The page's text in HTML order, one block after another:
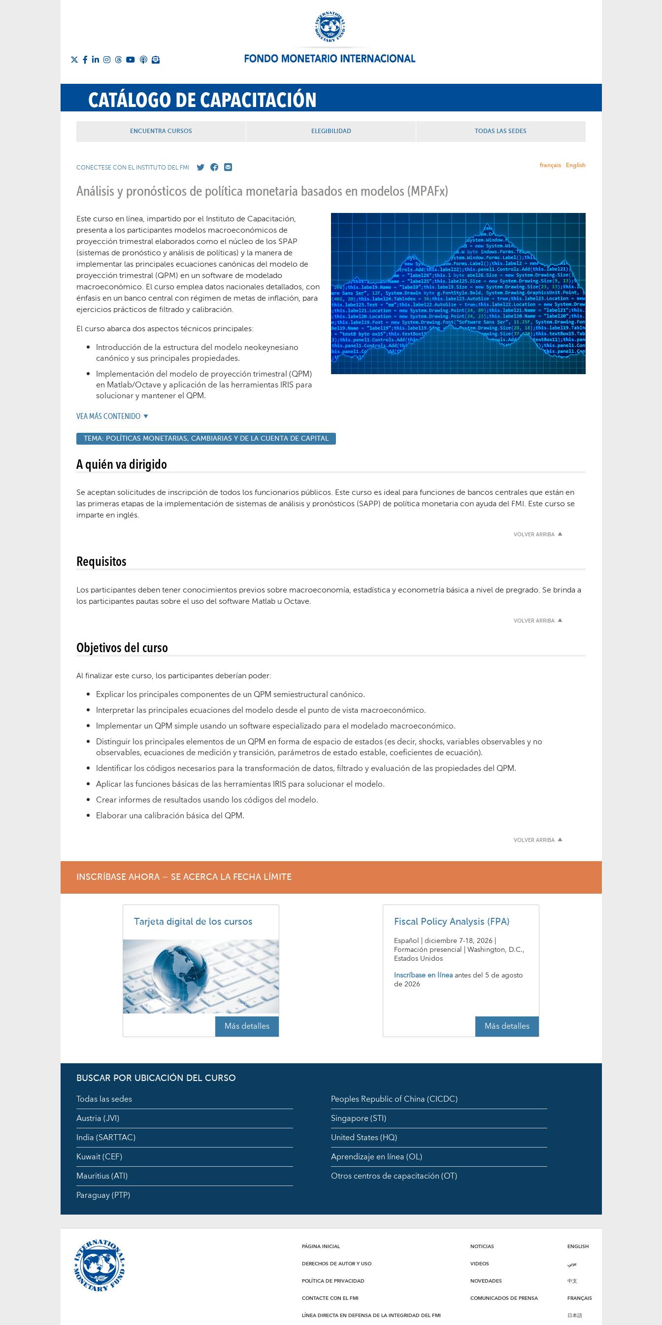
CATÁLOGO DE CAPACITACIÓN
ENCUENTRA CURSOS ELEGIBILIDAD TODAS LAS SEDES
CONÉCTESE CON EL INSTITUTO DEL FMI français English
Análisis y pronósticos de política monetaria basados en modelos (MPAFx)
Este curso en línea, impartido por el Instituto de Capacitación,
presenta a los participantes modelos macroeconómicos de
proyección trimestral elaborados como el núcleo de los SPAP
(sistemas de pronóstico y análisis de políticas) y la manera de
implementar las principales ecuaciones canónicas del modelo de
proyección trimestral (QPM) en un software de modelado
macroeconómico. El curso emplea datos nacionales detallados, con
énfasis en un banco central con régimen de metas de inflación, para
ejercicios prácticos de filtrado y calibración.
El curso abarca dos aspectos técnicos principales:
Introducción de la estructura del modelo neokeynesiano
canónico y sus principales propiedades.
Implementación del modelo de proyección trimestral (QPM)
en Matlab/Octave y aplicación de las herramientas IRIS para
solucionar y mantener el QPM.
VEA MÁS CONTENIDO
TEMA: POLÍTICAS MONETARIAS, CAMBIARIAS Y DE LA CUENTA DE CAPITAL
A quién va dirigido
Se aceptan solicitudes de inscripción de todos los funcionarios públicos. Este curso es ideal para funciones de bancos centrales que están en
las primeras etapas de la implementación de sistemas de análisis y pronósticos (SAPP) de política monetaria con ayuda del FMI. Este curso se
imparte en inglés.
VOLVER ARRIBA
Requisitos
Los participantes deben tener conocimientos previos sobre macroeconomía, estadística y econometría básica a nivel de pregrado. Se brinda a
los participantes pautas sobre el uso del software Matlab u Octave.
VOLVER ARRIBA
Objetivos del curso
Al finalizar este curso, los participantes deberían poder:
Explicar los principales componentes de un QPM semiestructural canónico.
Interpretar las principales ecuaciones del modelo desde el punto de vista macroeconómico.
Implementar un QPM simple usando un software especializado para el modelado macroeconómico.
Distinguir los principales elementos de un QPM en forma de espacio de estados (es decir, shocks, variables observables y no
observables, ecuaciones de medición y transición, parámetros de estado estable, coeficientes de ecuación).
Identificar los códigos necesarios para la transformación de datos, filtrado y evaluación de las propiedades del QPM.
Aplicar las funciones básicas de las herramientas IRIS para solucionar el modelo.
Crear informes de resultados usando los códigos del modelo.
Elaborar una calibración básica del QPM.
VOLVER ARRIBA
INSCRÍBASE AHORA – SE ACERCA LA FECHA LÍMITE
Tarjeta digital de los cursos
Más detalles
Fiscal Policy Analysis (FPA)
Español | diciembre 7-18, 2026 |
Formación presencial | Washington, D.C.,
Estados Unidos
Inscríbase en líneaantes del 5 de agosto
de 2026
Más detalles
BUSCAR POR UBICACIÓN DEL CURSO
Todas las sedes
Austria (JVI)
India (SARTTAC)
Kuwait (CEF)
Mauritius (ATI)
Paraguay (PTP)
Peoples Republic of China (CICDC)
Singapore (STI)
United States (HQ)
Aprendizaje en línea (OL)
Otros centros de capacitación (OT)
PÁGINA INICIAL
DERECHOS DE AUTOR Y USO
POLÍTICA DE PRIVACIDAD
CONTACTE CON EL FMI
LÍNEA DIRECTA EN DEFENSA DE LA INTEGRIDAD DEL FMI
NOTICIAS
VIDEOS
NOVEDADES
COMUNICADOS DE PRENSA
ENGLISH
عربي
中文
FRANÇAIS
日本語